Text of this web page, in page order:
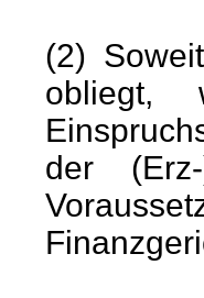
(2)
obliegt,
der